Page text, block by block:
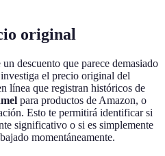
original
descuento que parece demasiado
el precio original del
línea que registran históricos de
para productos de Amazon, o
Esto te permitirá identificar si
significativo o si es simplemente
momentáneamente.